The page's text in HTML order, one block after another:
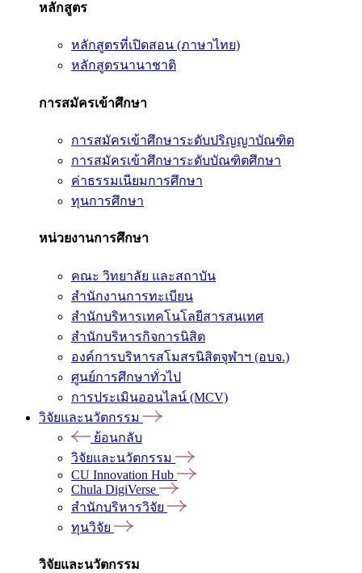
หลักสูตร
หลักสูตรที่เปิดสอน (ภาษาไทย)
หลักสูตรนานาชาติ
การสมัครเข้าศึกษา
การสมัครเข้าศึกษาระดับปริญญาบัณฑิต
การสมัครเข้าศึกษาระดับบัณฑิตศึกษา
ค่าธรรมเนียมการศึกษา
ทุนการศึกษา
หน่วยงานการศึกษา
คณะ วิทยาลัย และสถาบัน
สำนักงานการทะเบียน
สำนักบริหารเทคโนโลยีสารสนเทศ
สำนักบริหารกิจการนิสิต
องค์การบริหารสโมสรนิสิตจุฬาฯ (อบจ.)
ศูนย์การศึกษาทั่วไป
การประเมินออนไลน์ (MCV)
วิจัยและนวัตกรรม
ย้อนกลับ
วิจัยและนวัตกรรม
CU Innovation Hub
Chula DigiVerse
สำนักบริหารวิจัย
ทุนวิจัย
วิจัยและนวัตกรรม